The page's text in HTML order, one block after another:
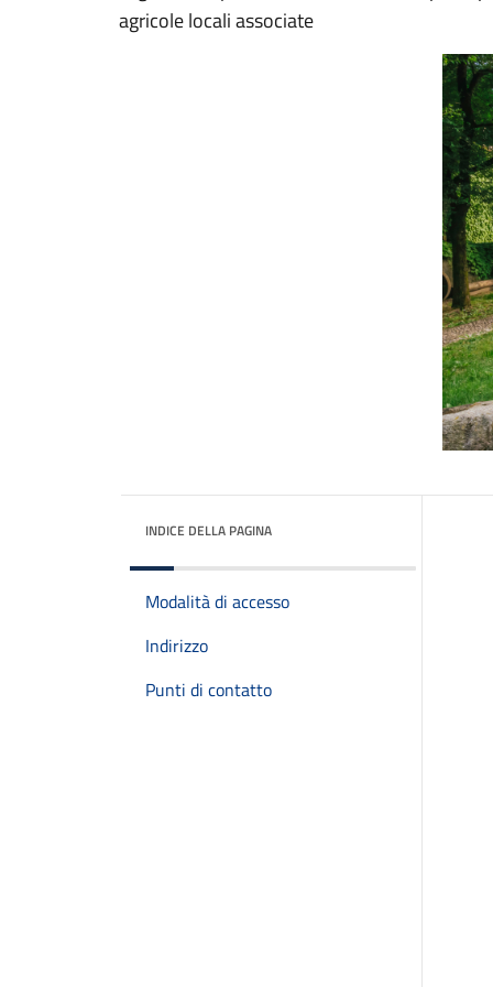
agricole locali associate
INDICE DELLA PAGINA
Modalità di accesso
Indirizzo
Punti di contatto